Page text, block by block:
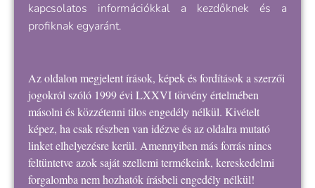
kapcsolatos információkkal a kezdőknek és a
profiknak egyaránt.
Az oldalon megjelent írások, képek és fordítások a szerzői
jogokról szóló 1999 évi LXXVI törvény értelmében
másolni és közzétenni tilos engedély nélkül. Kivételt
képez, ha csak részben van idézve és az oldalra mutató
linket elhelyezésre kerül. Amennyiben más forrás nincs
feltüntetve azok saját szellemi termékeink, kereskedelmi
forgalomba nem hozhatók írásbeli engedély nélkül!